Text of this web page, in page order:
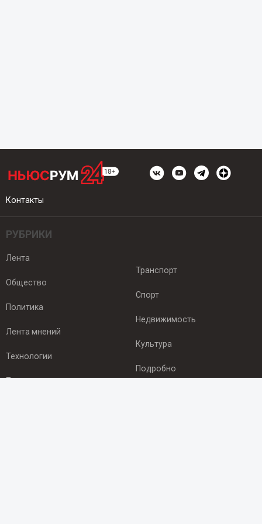
Контакты
РУБРИКИ
Лента
Общество
Политика
Лента мнений
Технологии
Происшествия
Транспорт
Спорт
Недвижимость
Культура
Подробно